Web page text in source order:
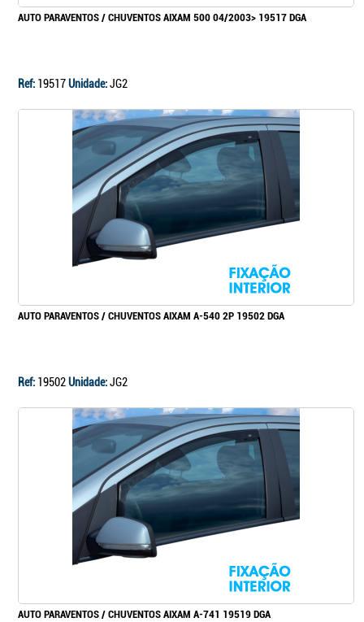
AUTO PARAVENTOS / CHUVENTOS AIXAM 500 04/2003> 19517 DGA
Ref: 19517Unidade:JG2
AUTO PARAVENTOS / CHUVENTOS AIXAM A-540 2P 19502 DGA
Ref: 19502Unidade:JG2
AUTO PARAVENTOS / CHUVENTOS AIXAM A-741 19519 DGA
Continuar a comprar